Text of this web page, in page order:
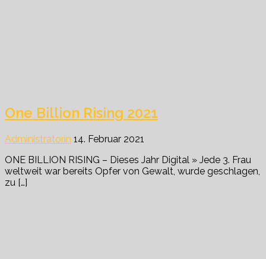
One Billion Rising 2021
Administratorin 14. Februar 2021
ONE BILLION RISING – Dieses Jahr Digital » Jede 3. Frau
weltweit war bereits Opfer von Gewalt, wurde geschlagen,
zu […]